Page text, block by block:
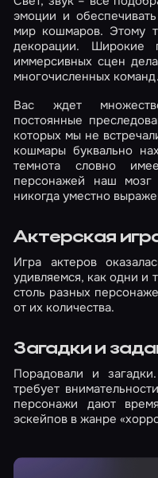
эмоции и
мир кошмаров. Этому
декорации.
иммерсивных сцен
многочисленных
Вас ждет
постоянные
которых мы не
кошмары буквально
темнота словно
персонажей наш мозг
никогда уместно
Актерская
Игра актеров
удивляемся, как одни и
столь разных
от их количества.
Загадки и
Порадовали и
требует
персонажи дают
эскейпов в жанре